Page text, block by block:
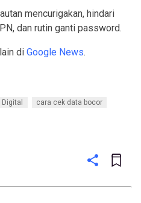
mencurigakan, hindari
dan rutin ganti password.
di Google News.
cara cek data bocor